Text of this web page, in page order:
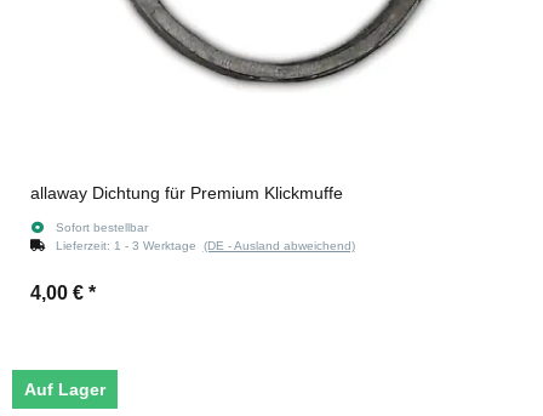
allaway Dichtung für Premium Klickmuffe
Sofort bestellbar
Lieferzeit: 1 - 3 Werktage (DE - Ausland abweichend)
4,00 € *
Auf Lager